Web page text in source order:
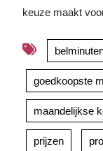
keuze maakt
goedkoopste
maandelijkse
prijzen